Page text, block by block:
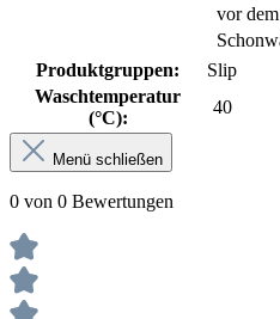
vor
Produktgruppen:
Slip
Waschtemperatur
(°C):
40
Menü schließen
0 von 0 Bewertungen